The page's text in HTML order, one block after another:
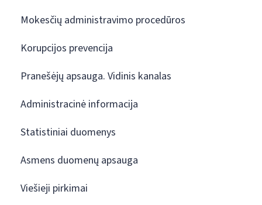
Mokesčių administravimo procedūros
Korupcijos prevencija
Pranešėjų apsauga. Vidinis kanalas
Administracinė informacija
Statistiniai duomenys
Asmens duomenų apsauga
Viešieji pirkimai